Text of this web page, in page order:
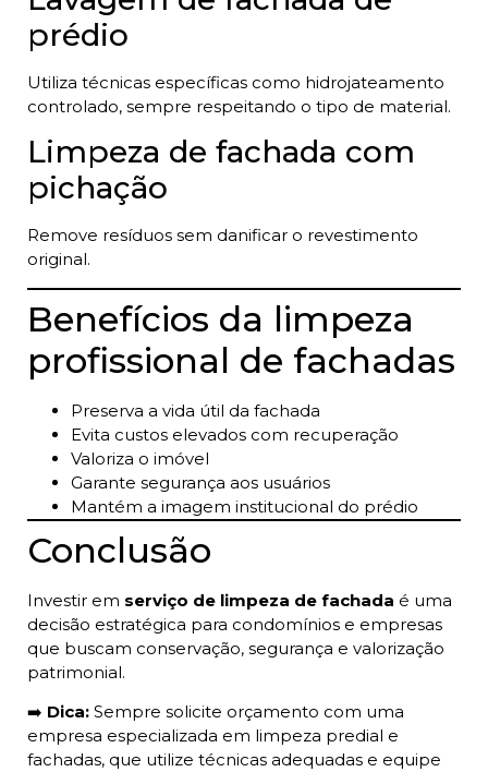
prédio
Utiliza técnicas específicas como hidrojateamento
controlado, sempre respeitando o tipo de material.
Limpeza de fachada com
pichação
Remove resíduos sem danificar o revestimento
original.
Benefícios da limpeza
profissional de fachadas
Preserva a vida útil da fachada
Evita custos elevados com recuperação
Valoriza o imóvel
Garante segurança aos usuários
Mantém a imagem institucional do prédio
Conclusão
Investir em serviço de limpeza de fachada é uma
decisão estratégica para condomínios e empresas
que buscam conservação, segurança e valorização
patrimonial.
➡️ Dica: Sempre solicite orçamento com uma
empresa especializada em limpeza predial e
fachadas, que utilize técnicas adequadas e equipe